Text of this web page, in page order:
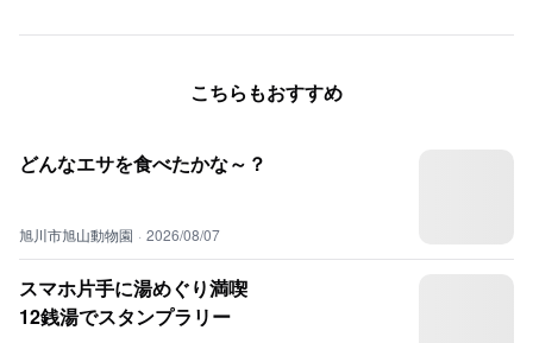
こちらもおすすめ
どんなエサを食べたかな～？
旭川市旭山動物園 · 2026/08/07
スマホ片手に湯めぐり満喫
12銭湯でスタンプラリー